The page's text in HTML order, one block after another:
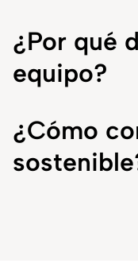
¿Por qué
equipo?
¿Cómo